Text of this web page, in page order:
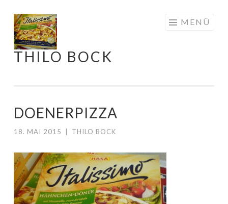
Springe
zum
Inhalt
THILO BOCK
MENÜ
DOENERPIZZA
18. MAI 2015 THILO BOCK